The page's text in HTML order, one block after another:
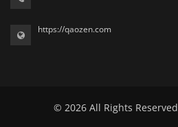
https://qaozen.com
© 2026 All Rights Reserved